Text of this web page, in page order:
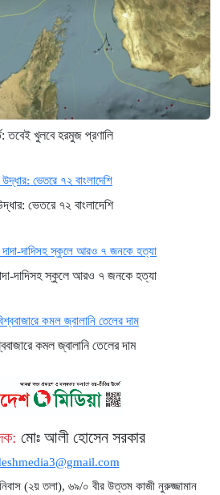
তবেই খুলবে হরমুজ প্রণালি
ভেতরে ৭২ বাংলাদেশি
দাদিসহ স্কুলে আরও ৭ জনকে হত্যা
কমল জ্বালানি তেলের দাম
মোঃ আলী হোসেন সরকার
(২য় তলা), ৬৯/০ বীর উত্তম কাজী নুরুজ্জামান